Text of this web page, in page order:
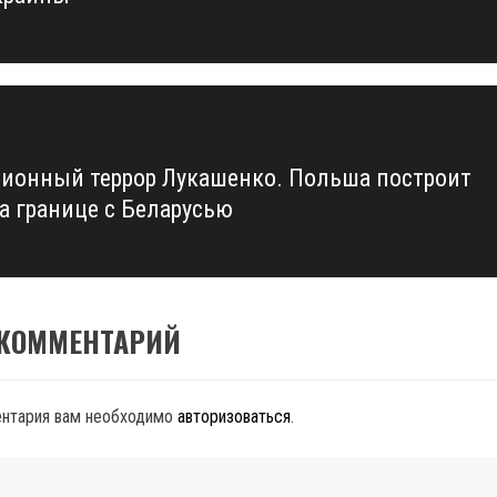
террор Лукашенко. Польша построит
границе с Беларусью
вам необходимо авторизоваться.